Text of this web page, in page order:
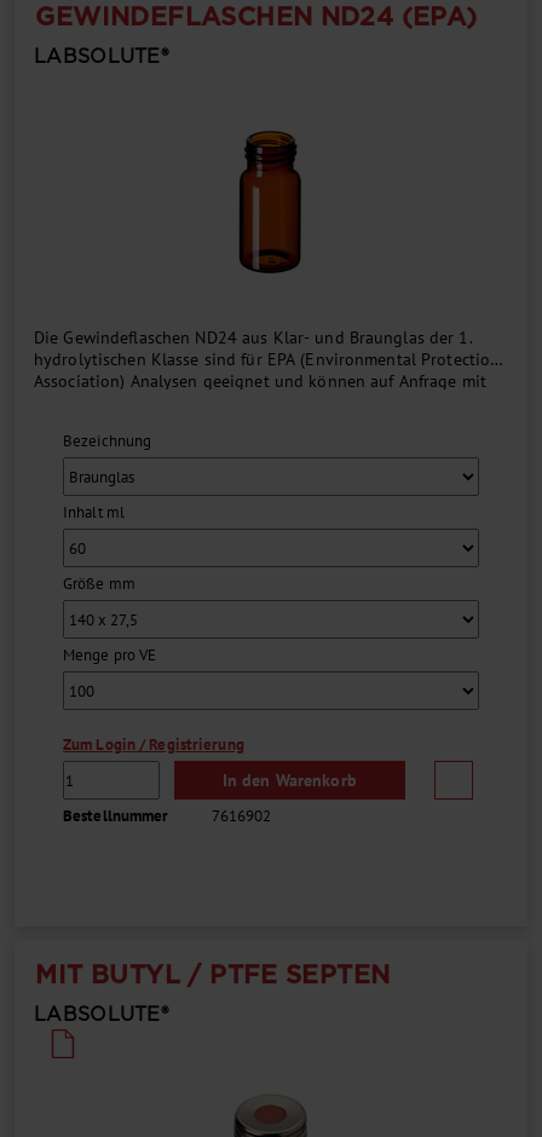
GEWINDEFLASCHEN ND24 (EPA)
LABSOLUTE®
Die Gewindeflaschen ND24 aus Klar- und Braunglas der 1.
hydrolytischen Klasse sind für EPA (Environmental Protection
Association) Analysen geeignet und können auf Anfrage mit
Die Flaschen werden bevorzugt auf Instrumenten folgender
Hersteller benutzt: Agilent, Dionex, Shimadzu, Tekmar,
Thermo Scientific und Varian.
Bezeichnung
Inhalt ml
Größe mm
Menge pro VE
Zum Login / Registrierung
In den Warenkorb
Bestellnummer 7616902
MIT BUTYL / PTFE SEPTEN
LABSOLUTE®